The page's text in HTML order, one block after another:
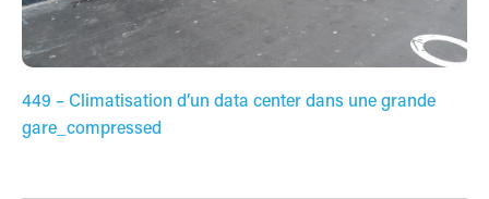
449 – Climatisation d’un data center dans une grande
gare_compressed